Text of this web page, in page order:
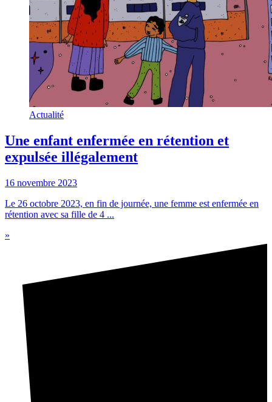
Actualité
Une enfant enfermée en rétention et
expulsée illégalement
16 novembre 2023
Le 26 octobre 2023, en fin de journée, une femme est enfermée en
rétention avec sa fille de 4 ...
»